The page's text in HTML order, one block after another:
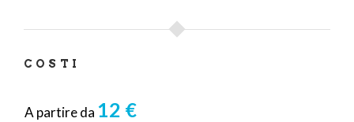
COSTI
A partire da 12 €